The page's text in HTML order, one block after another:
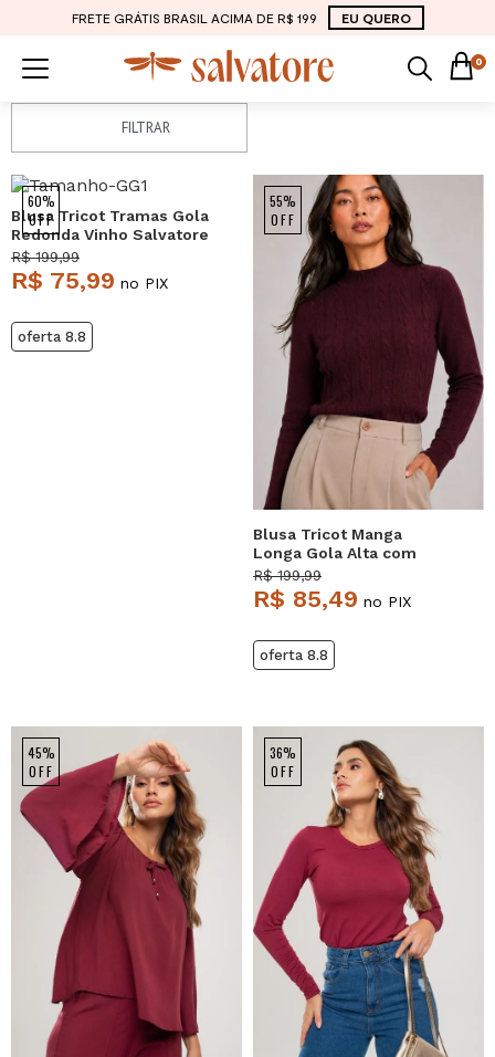
FRETE GRÁTIS BRASIL ACIMA DE R$ 199 EU QUERO
0
FILTRAR
60%
OFF
Blusa Tricot Tramas Gola
Redonda Vinho Salvatore
R$ 199,99
R$ 75,99 no PIX
oferta 8.8
55%
OFF
Blusa Tricot Manga
Longa Gola Alta com
Tranças Vinho Salvatore
R$ 199,99
R$ 85,49 no PIX
oferta 8.8
45%
OFF
36%
OFF